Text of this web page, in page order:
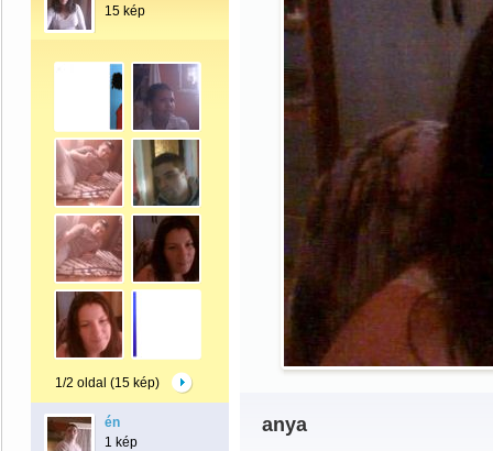
15 kép
1/2 oldal (15 kép)
én
1 kép
anya